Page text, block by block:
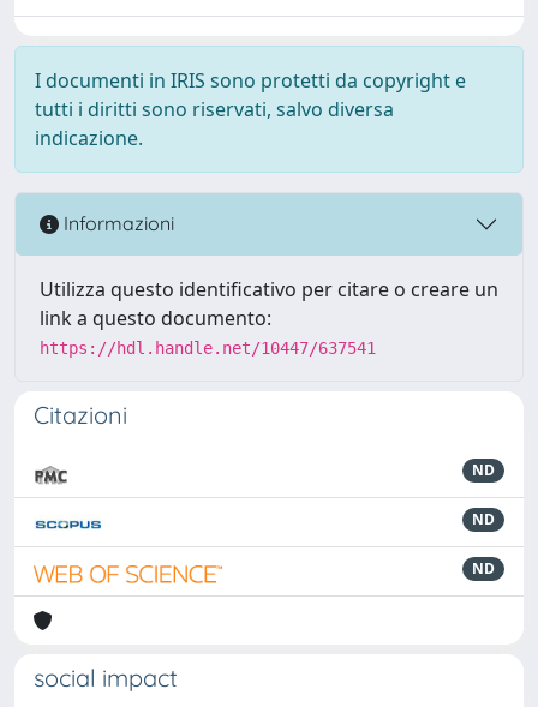
I documenti in IRIS sono protetti da copyright e
tutti i diritti sono riservati, salvo diversa
indicazione.
Informazioni
Utilizza questo identificativo per citare o creare un
link a questo documento:
https://hdl.handle.net/10447/637541
Citazioni
ND
ND
ND
social impact